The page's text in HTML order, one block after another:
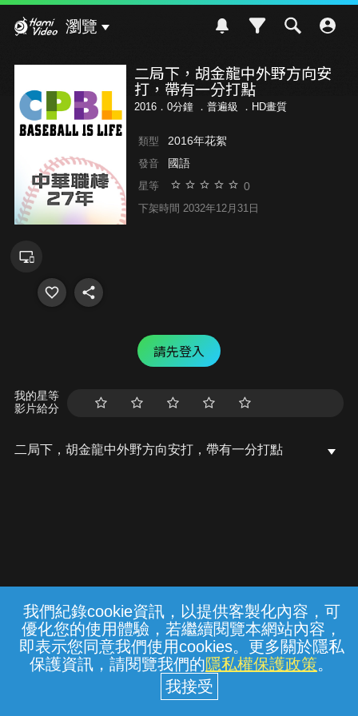
我們紀錄cookie資訊，以提供客製化內容，可
優化您的使用體驗，若繼續閱覽本網站內容，
即表示您同意我們使用cookies。更多關於隱私
保護資訊，請閱覽我們的隱私權保護政策。
瀏覽
二局下，胡金龍中外野方向安
打，帶有一分打點
2016．0分鐘 ． 普遍級 ．HD畫質
類型 2016年花絮
發音 國語
星等 0
下架時間 2032年12月31日
請先登入
我的星等
影片給分
二局下，胡金龍中外野方向安打，帶有一分打點
常見問題 線上客服 服務條款 隱私權保護
中華電信股份有限公司個人家庭分公司
(統一編號：96979949) © 2026
{{notifyMsg}}